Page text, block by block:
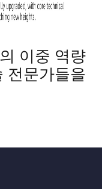
이중 역량
전문가들을